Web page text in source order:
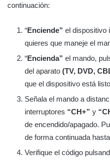
continuación:
“Enciende” el dispositivo
quieres que maneje el
“Encienda” el mando,
del aparato (TV, DVD,
que el dispositivo está
Señala el mando a
interruptores “CH+” y
de encendido/apagado.
de forma continuada
Verifique el código